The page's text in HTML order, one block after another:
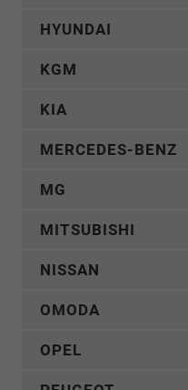
HYUNDAI
KGM
KIA
MERCEDES-BENZ
MG
MITSUBISHI
NISSAN
OMODA
OPEL